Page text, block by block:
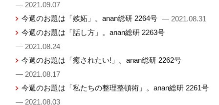
— 2021.09.07
今週のお題は「嫉妬」。anan総研 2264号 — 2021.08.31
今週のお題は「話し方」。anan総研 2263号
— 2021.08.24
今週のお題は「癒されたい!」。anan総研 2262号
— 2021.08.17
今週のお題は「私たちの整理整頓術」。anan総研 2261号
— 2021.08.03